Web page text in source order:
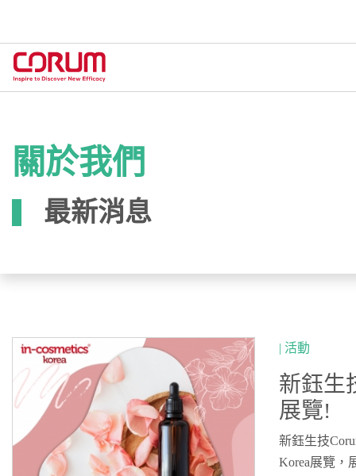
關於我們
最新消息
| 活動
新鈺生
展覽!
新鈺生技
Korea展覽，